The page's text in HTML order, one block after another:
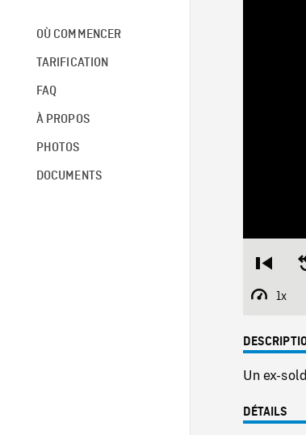
OÙ COMMENCER
TARIFICATION
FAQ
À PROPOS
PHOTOS
DOCUMENTS
Restart
beginning
1x
Un ex-
DÉTAILS